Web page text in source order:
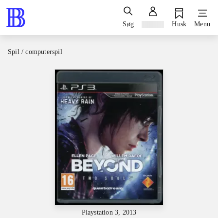
Søg Husk Menu
Spil / computerspil
Playstation 3, 2013